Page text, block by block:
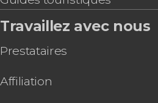
Travaillez avec nous
Prestataires
Affiliation